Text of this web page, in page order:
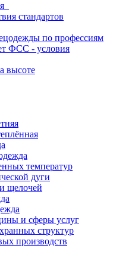
стандартов
по профессиям
ФСС - условия
высоте
температур
дуги
щелочей
и сферы услуг
структур
производств